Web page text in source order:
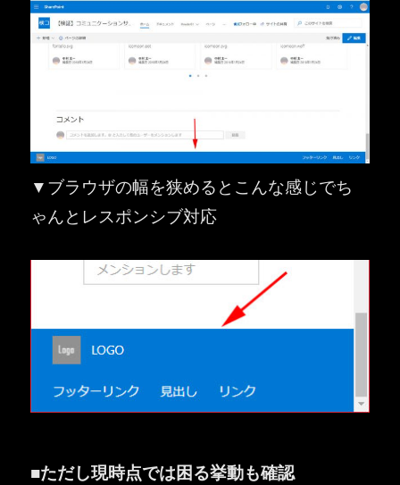
▼ブラウザの幅を狭めるとこんな感じでち
ゃんとレスポンシブ対応
■ただし現時点では困る挙動も確認